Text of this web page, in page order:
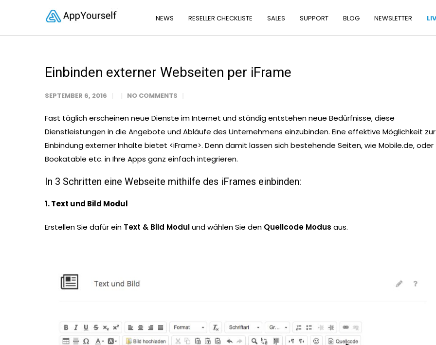
NEWS RESELLER CHECKLISTE SALES SUPPORT BLOG NEWSLETTER
Einbinden externer Webseiten per iFrame
SEPTEMBER 6, 2016 NO COMMENTS
Fast täglich erscheinen neue Dienste im Internet und ständig entstehen neue Bedürfnisse, diese
Dienstleistungen in die Angebote und Abläufe des Unternehmens einzubinden. Eine effektive Möglichkeit zur
Einbindung externer Inhalte bietet <iFrame>. Denn damit lassen sich bestehende Seiten, wie Mobile.de, oder
Bookatable etc. in Ihre Apps ganz einfach integrieren.
In 3 Schritten eine Webseite mithilfe des iFrames einbinden:
1. Text und Bild Modul
Erstellen Sie dafür ein Text & Bild Modulund wählen Sie den Quellcode Modus aus.